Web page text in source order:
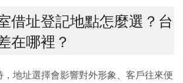
借址登記地點怎麼選？台
在哪裡？
地址選擇會影響對外形象、客戶往來便